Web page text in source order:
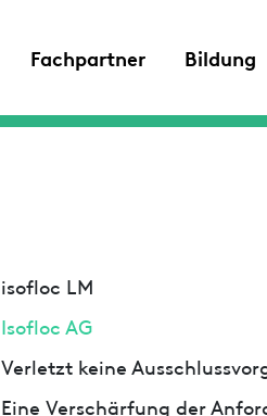
Fachpartner Bildung
isofloc LM
Isofloc AG
Verletzt keine
Eine Verschärfung der